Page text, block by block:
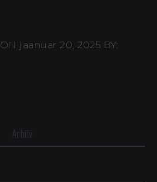
ON jaanuar 20, 2025 BY:
Arhiiv